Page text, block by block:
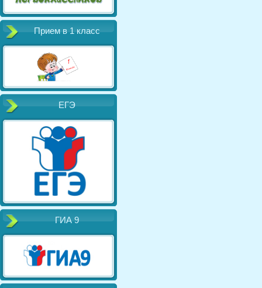
Прием в 1 класс
ЕГЭ
ГИА 9